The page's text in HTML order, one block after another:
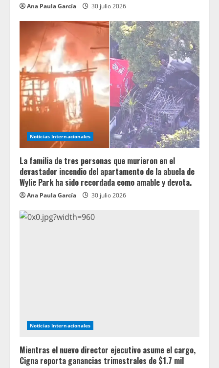
Ana Paula García 30 julio 2026
Noticias Internacionales
La familia de tres personas que murieron en el
devastador incendio del apartamento de la abuela de
Wylie Park ha sido recordada como amable y devota.
Ana Paula García 30 julio 2026
Noticias Internacionales
Mientras el nuevo director ejecutivo asume el cargo,
Cigna reporta ganancias trimestrales de $1.7 mil